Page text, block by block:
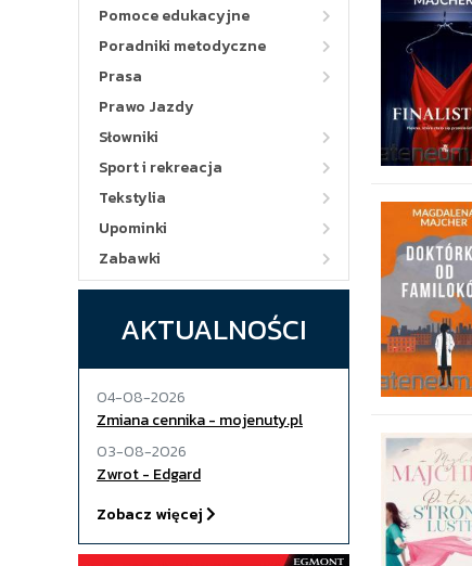
Pomoce edukacyjne
Poradniki metodyczne
Prasa
Prawo Jazdy
Słowniki
Sport i rekreacja
Tekstylia
Upominki
Zabawki
AKTUALNOŚCI
04-08-2026
Zmiana cennika - mojenuty.pl
03-08-2026
Zwrot - Edgard
Zobacz więcej